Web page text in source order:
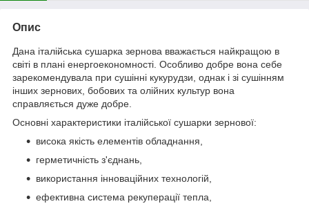
Опис
Дана італійська сушарка зернова вважається найкращою в
світі в плані енергоекономності. Особливо добре вона себе
зарекомендувала при сушінні кукурудзи, однак і зі сушінням
інших зернових, бобових та олійних культур вона
справляється дуже добре.
Основні характеристики італійської сушарки зернової:
висока якість елементів обладнання,
герметичність з'єднань,
використання інноваційних технологій,
ефективна система рекуперації тепла,